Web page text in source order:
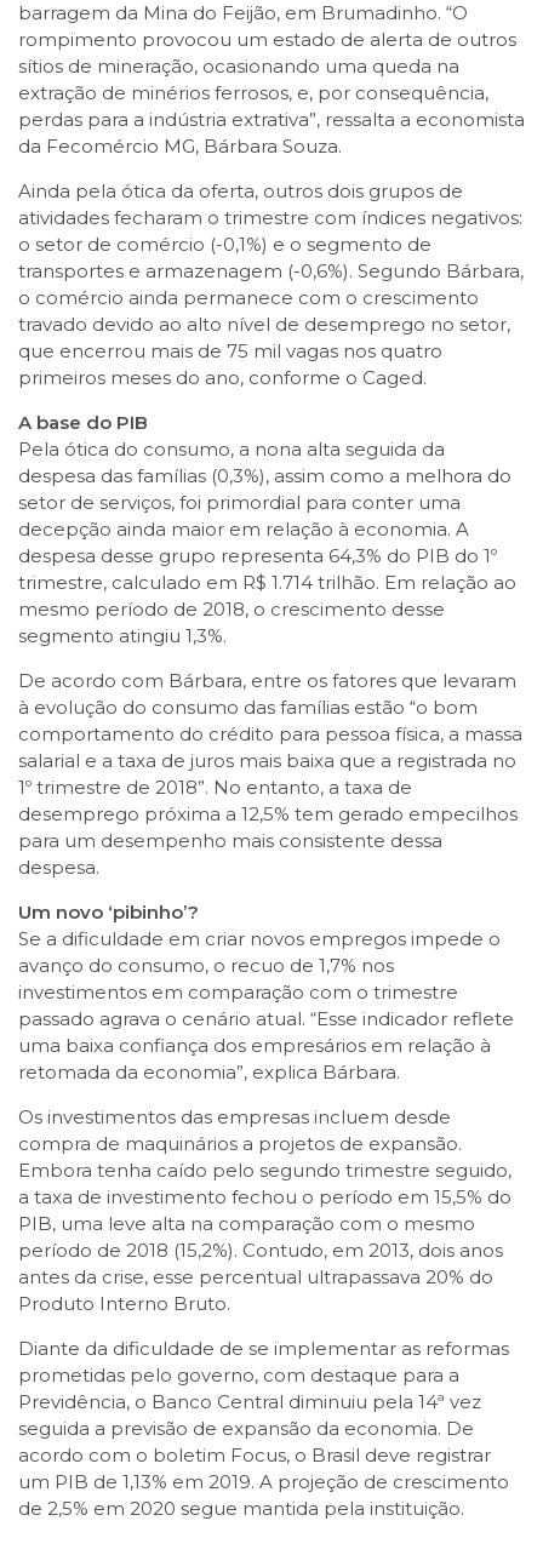
barragem da Mina do Feijão, em Brumadinho. “O
rompimento provocou um estado de alerta de outros
sítios de mineração, ocasionando uma queda na
extração de minérios ferrosos, e, por consequência,
perdas para a indústria extrativa”, ressalta a economista
da Fecomércio MG, Bárbara Souza.
Ainda pela ótica da oferta, outros dois grupos de
atividades fecharam o trimestre com índices negativos:
o setor de comércio (-0,1%) e o segmento de
transportes e armazenagem (-0,6%). Segundo Bárbara,
o comércio ainda permanece com o crescimento
travado devido ao alto nível de desemprego no setor,
que encerrou mais de 75 mil vagas nos quatro
primeiros meses do ano, conforme o Caged.
A base do PIB
Pela ótica do consumo, a nona alta seguida da
despesa das famílias (0,3%), assim como a melhora do
setor de serviços, foi primordial para conter uma
decepção ainda maior em relação à economia. A
despesa desse grupo representa 64,3% do PIB do 1º
trimestre, calculado em R$ 1.714 trilhão. Em relação ao
mesmo período de 2018, o crescimento desse
segmento atingiu 1,3%.
De acordo com Bárbara, entre os fatores que levaram
à evolução do consumo das famílias estão “o bom
comportamento do crédito para pessoa física, a massa
salarial e a taxa de juros mais baixa que a registrada no
1º trimestre de 2018”. No entanto, a taxa de
desemprego próxima a 12,5% tem gerado empecilhos
para um desempenho mais consistente dessa
despesa.
Um novo ‘pibinho’?
Se a dificuldade em criar novos empregos impede o
avanço do consumo, o recuo de 1,7% nos
investimentos em comparação com o trimestre
passado agrava o cenário atual. “Esse indicador reflete
uma baixa confiança dos empresários em relação à
retomada da economia”, explica Bárbara.
Os investimentos das empresas incluem desde
compra de maquinários a projetos de expansão.
Embora tenha caído pelo segundo trimestre seguido,
a taxa de investimento fechou o período em 15,5% do
PIB, uma leve alta na comparação com o mesmo
período de 2018 (15,2%). Contudo, em 2013, dois anos
antes da crise, esse percentual ultrapassava 20% do
Produto Interno Bruto.
Diante da dificuldade de se implementar as reformas
prometidas pelo governo, com destaque para a
Previdência, o Banco Central diminuiu pela 14ª vez
seguida a previsão de expansão da economia. De
acordo com o boletim Focus, o Brasil deve registrar
um PIB de 1,13% em 2019. A projeção de crescimento
de 2,5% em 2020 segue mantida pela instituição.